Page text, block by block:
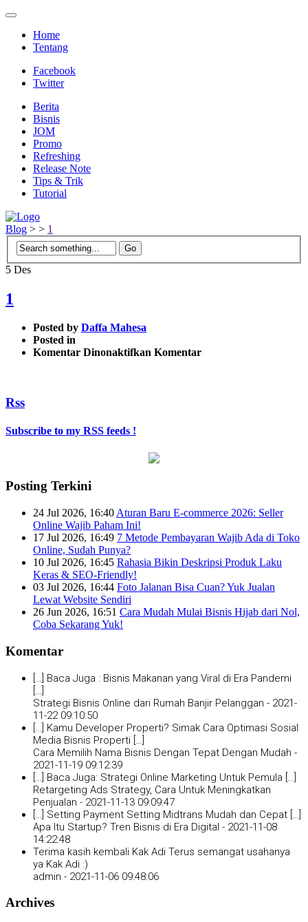
Home
Tentang
Facebook
Twitter
Berita
Bisnis
JOM
Promo
Refreshing
Release Note
Tips & Trik
Tutorial
Blog > > 1
5 Des
1
Posted by Daffa Mahesa
Posted in
Komentar Dinonaktifkan pada
Komentar
Rss
Subscribe to my RSS feeds !
Posting Terkini
24 Jul 2026, 16:40 Aturan Baru E-commerce 2026: Seller
Online Wajib Paham Ini!
17 Jul 2026, 16:49 7 Metode Pembayaran Wajib Ada di Toko
Online, Sudah Punya?
10 Jul 2026, 16:45 Rahasia Bikin Deskripsi Produk Laku
Keras & SEO-Friendly!
03 Jul 2026, 16:44 Foto Jalanan Bisa Cuan? Yuk Jualan
Lewat Website Sendiri
26 Jun 2026, 16:51 Cara Mudah Mulai Bisnis Hijab dari Nol,
Coba Sekarang Yuk!
Komentar
[…] Baca Juga : Bisnis Makanan yang Viral di Era Pandemi
Strategi Bisnis Online dari Rumah Banjir Pelanggan - 2021-
11-22 09:10:50
[…] Kamu Developer Properti? Simak Cara Optimasi Sosial
Media Bisnis Properti […]
Cara Memilih Nama Bisnis Dengan Tepat Dengan Mudah -
2021-11-19 09:12:39
[…] Baca Juga: Strategi Online Marketing Untuk Pemula […]
Retargeting Ads Strategy, Cara Untuk Meningkatkan
Penjualan - 2021-11-13 09:09:47
[…] Setting Payment Setting Midtrans Mudah dan Cepat […]
Apa Itu Startup? Tren Bisnis di Era Digital - 2021-11-08
14:22:48
Terima kasih kembali Kak Adi Terus semangat usahanya
ya Kak Adi :)
admin - 2021-11-06 09:48:06
Archives